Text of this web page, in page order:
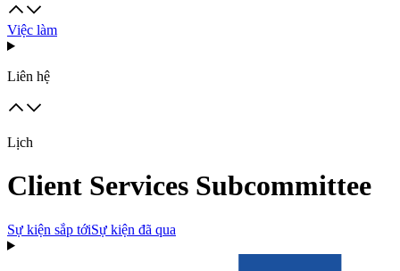
Việc làm
Liên hệ
Lịch
Client Services Subcommittee
Sự kiện sắp tớiSự kiện đã qua